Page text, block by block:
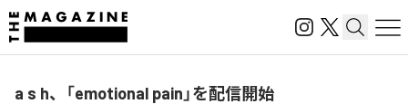
a s h、「emotional pain」を配信開始